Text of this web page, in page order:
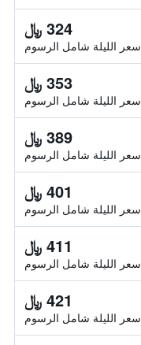
324 ﷼
سعر الليلة شامل الرسوم
353 ﷼
سعر الليلة شامل الرسوم
389 ﷼
سعر الليلة شامل الرسوم
401 ﷼
سعر الليلة شامل الرسوم
411 ﷼
سعر الليلة شامل الرسوم
421 ﷼
سعر الليلة شامل الرسوم